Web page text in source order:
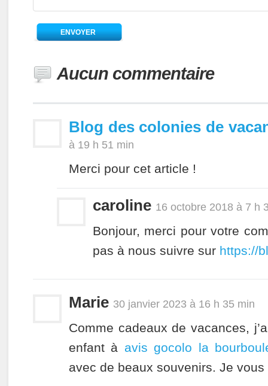
Aucun commentaire
Blog des colonies de
à 19 h 51 min
Merci pour cet article !
caroline 16 octobre 2018 à 7 h
Bonjour, merci pour votre
pas à nous suivre sur https://
Marie 30 janvier 2023 à 16 h 35 min
Comme cadeaux de vacances,
enfant à avis gocolo la
avec de beaux souvenirs. Je